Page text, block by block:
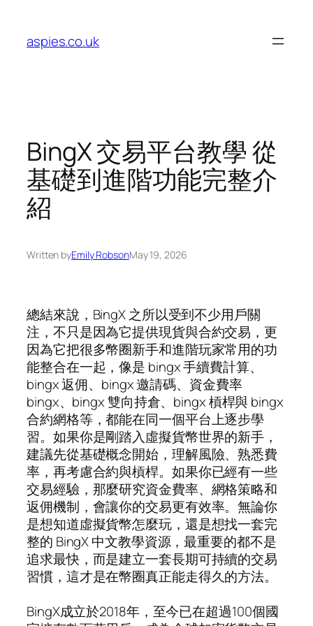
content
aspies.co.uk
BingX 交易平台教學 從
基礎到進階功能完整介
紹
Written byEmily RobsonMay 19, 2026
總結來說，BingX 之所以受到不少用戶關
注，不只是因為它提供現貨與合約交易，更
因為它把很多幣圈新手和進階玩家常用的功
能整合在一起，像是 bingx 手續費計算、
bingx 返佣、bingx 邀請碼、資金費率
bingx、bingx 雙向持倉、bingx 槓桿與 bingx
合約網格等，都能在同一個平台上逐步學
習。如果你是剛踏入虛擬貨幣世界的新手，
建議先從基礎概念開始，理解風險、熟悉費
率，再考慮合約與槓桿。如果你已經有一些
交易經驗，那麼研究資金費率、網格策略和
返佣機制，會讓你的交易更有效率。無論你
是想知道虛擬貨幣怎麼玩，還是想找一套完
整的 BingX 中文教學資源，最重要的都不是
追求最快，而是建立一套長期可持續的交易
習慣，這才是在幣圈真正能走得久的方法。
BingX成立於2018年，至今已在超過100個國